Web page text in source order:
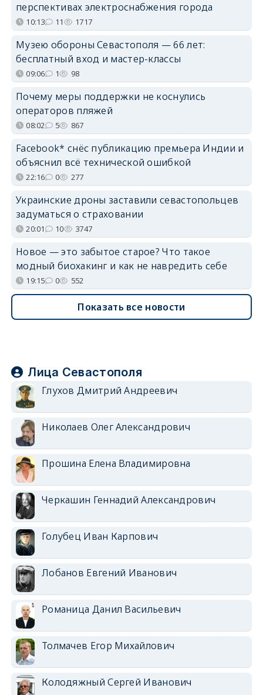
перспективах электроснабжения города
10:13 11 1717
Музею обороны Севастополя — 66 лет:
бесплатный вход и мастер-классы
09:06 1 98
Почему меры поддержки не коснулись
операторов пляжей
08:02 5 867
Facebook* снёс публикацию премьера Индии и
объяснил всё технической ошибкой
22:16 0 277
Украинские дроны заставили севастопольцев
задуматься о страховании
20:01 10 3747
Новое — это забытое старое? Что такое
модный биохакинг и как не навредить себе
19:15 0 552
Показать все новости
Лица Севастополя
Глухов Дмитрий Андреевич
Николаев Олег Александрович
Прошина Елена Владимировна
Черкашин Геннадий Александрович
Голубец Иван Карпович
Лобанов Евгений Иванович
Романица Данил Васильевич
Толмачев Егор Михайлович
Колодяжный Сергей Иванович